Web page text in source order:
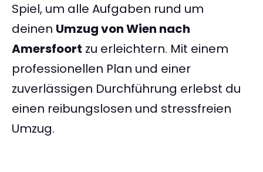
Spiel, um alle Aufgaben rund um
deinen Umzug von Wien nach
Amersfoort zu erleichtern. Mit einem
professionellen Plan und einer
zuverlässigen Durchführung erlebst du
einen reibungslosen und stressfreien
Umzug.